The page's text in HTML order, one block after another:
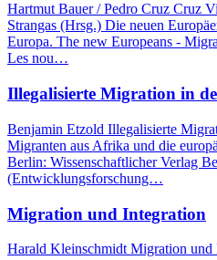
Hartmut Bauer / Pedro Cruz Cruz
Strangas (Hrsg.) Die neuen
Europa. The new Europeans -
Les nou…
Illegalisierte Migration in
Benjamin Etzold Illegalisierte
Migranten aus Afrika und die
Berlin: Wissenschaftlicher Verlag
(Entwicklungsforschung…
Migration und Integration
Harald Kleinschmidt Migration und